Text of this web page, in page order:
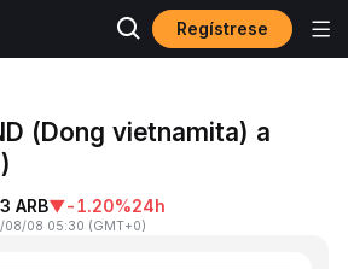
Regístrese
(Dong vietnamita) a
ARB▼-1.20%24h
08/08 05:30 (GMT+0)